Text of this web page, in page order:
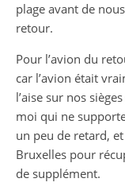
plage avant de
retour.
Pour l’avion du
car l’avion était
l’aise sur nos
moi qui ne
un peu de retard, et
Bruxelles pour
de supplément.